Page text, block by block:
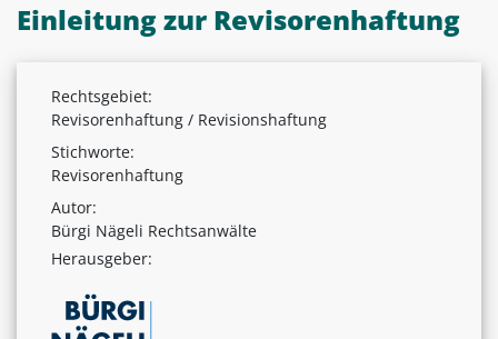
Einleitung zur Revisorenhaftung
Rechtsgebiet:
Revisorenhaftung / Revisionshaftung
Stichworte:
Revisorenhaftung
Autor:
Bürgi Nägeli Rechtsanwälte
Herausgeber: